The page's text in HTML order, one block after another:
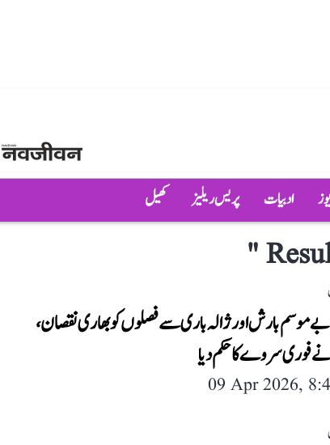
ادبیات پریس ریلیز کھیل
"
موسم بارش اور ژالہ باری سے فصلوں کو بھاری نقصان،
فوری سروے کا حکم دیا
09 Apr 2026,